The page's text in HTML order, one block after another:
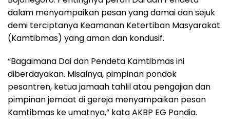
dalam menyampaikan pesan yang damai dan sejuk
demi terciptanya Keamanan Ketertiban Masyarakat
(Kamtibmas) yang aman dan kondusif.
“Bagaimana Dai dan Pendeta Kamtibmas ini
diberdayakan. Misalnya, pimpinan pondok
pesantren, ketua jamaah tahlil atau pengajian dan
pimpinan jemaat di gereja menyampaikan pesan
Kamtibmas ke umatnya,” kata AKBP EG Pandia.